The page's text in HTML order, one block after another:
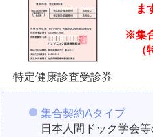
特定健康診査受診券
ま
※集
集合契約Aタイプ
日本人間ドック学会